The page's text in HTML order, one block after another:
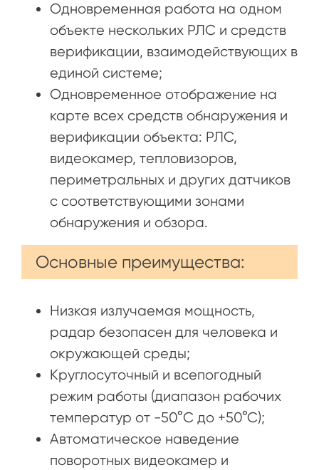
Одновременная работа на одном
объекте нескольких РЛС и средств
верификации, взаимодействующих в
единой системе;
Одновременное отображение на
карте всех средств обнаружения и
верификации объекта: РЛС,
видеокамер, тепловизоров,
периметральных и других датчиков
с соответствующими зонами
обнаружения и обзора.
Основные преимущества:
Низкая излучаемая мощность,
радар безопасен для человека и
окружающей среды;
Круглосуточный и всепогодный
режим работы (диапазон рабочих
температур от -50°C до +50°С);
Автоматическое наведение
поворотных видеокамер и